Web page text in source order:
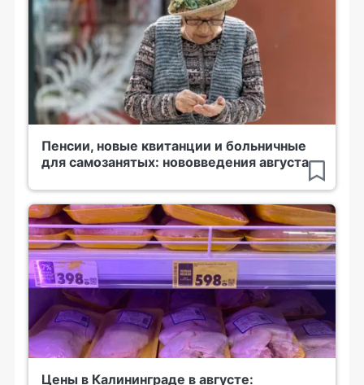
Пенсии, новые квитанции и больничные
для самозанятых: нововведения августа
Цены в Калининграде в августе: